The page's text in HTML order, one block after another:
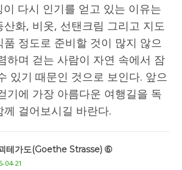
이 다시 인기를 얻고 있는 이유는
산화, 비옷, 선탠크림 그리고 지도
품 정도로 준비할 것이 많지 않으
하며 걷는 사람이 자연 속에서 잠
있기 때문인 것으로 보인다. 앞으
기에 가장 아름다운 여행길을 독
걸어보시길 바란다.
테가도(Goethe Strasse) ➅
04-21